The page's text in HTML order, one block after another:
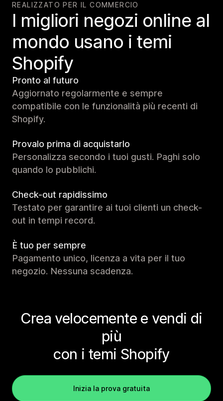
REALIZZATO PER IL COMMERCIO
I migliori negozi online al
mondo usano i temi
Shopify
Pronto al futuro
Aggiornato regolarmente e sempre
compatibile con le funzionalità più recenti di
Shopify.
Provalo prima di acquistarlo
Personalizza secondo i tuoi gusti. Paghi solo
quando lo pubblichi.
Check-out rapidissimo
Testato per garantire ai tuoi clienti un check-
out in tempi record.
È tuo per sempre
Pagamento unico, licenza a vita per il tuo
negozio. Nessuna scadenza.
Crea velocemente e vendi di
più
con i temi Shopify
Inizia la prova gratuita